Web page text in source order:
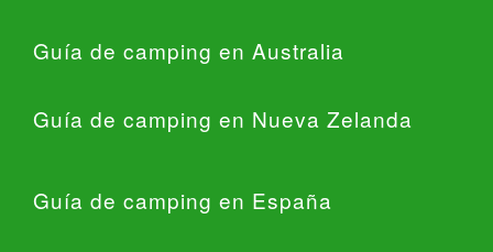
Guía de camping en Australia
Guía de camping en Nueva Zelanda
Guía de camping en España